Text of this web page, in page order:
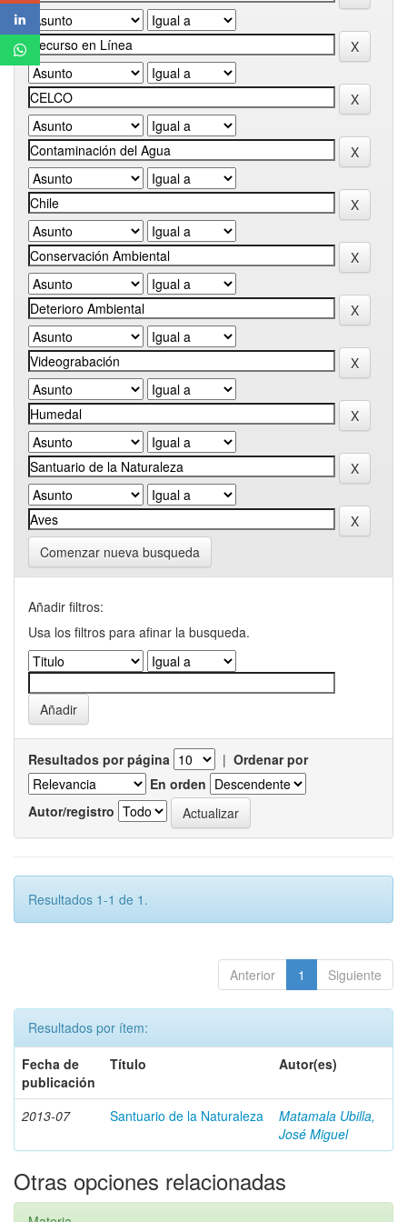
Comenzar nueva busqueda
Añadir filtros:
Usa los filtros para afinar la busqueda.
Resultados por página | Ordenar por
En orden
Autor/registro
Resultados 1-1 de 1.
Anterior 1 Siguiente
Resultados por ítem:
Fecha de
publicación
Título Autor(es)
2013-07 Santuario de la Naturaleza
Matamala Ubilla,
José Miguel
Otras opciones relacionadas